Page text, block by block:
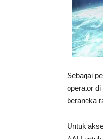
Sebagai
operator
beraneka
Untuk